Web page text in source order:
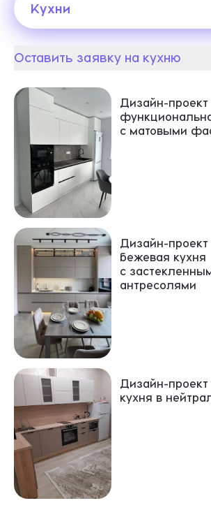
Кухни
Кухни
Оставить заявку на кухню
Дизайн-проект
с матовыми
Дизайн-
бежевая кухня
с
антресолями
Дизайн-проект
кухня в